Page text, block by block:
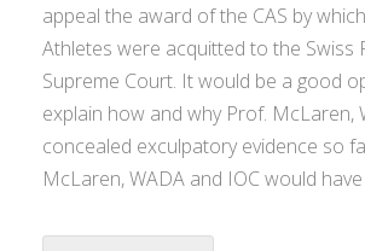
appeal the award of the CAS by
Athletes were acquitted to the Swiss
Supreme Court. It would be a good
explain how and why Prof. McLaren,
concealed exculpatory evidence so
McLaren, WADA and IOC would